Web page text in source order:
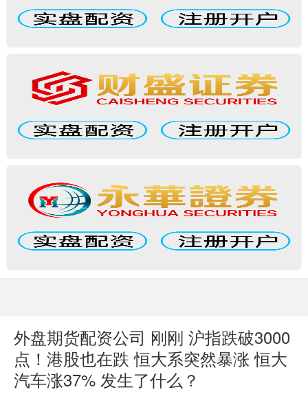
外盘期货配资公司 刚刚 沪指跌破3000
点！港股也在跌 恒大系突然暴涨 恒大
汽车涨37% 发生了什么？